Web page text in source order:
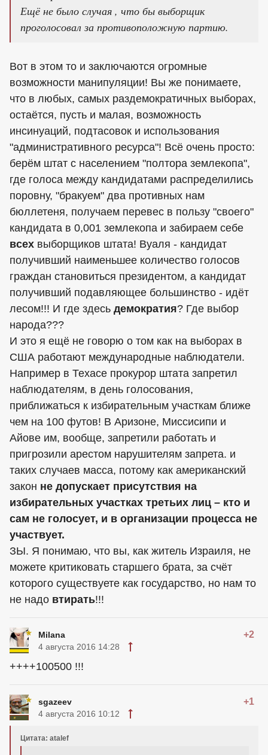
Ещё не было случая , что бы выборщик
проголосовал за противоположную партию.
Вот в этом то и заключаются огромные
возможности манипуляции! Вы же понимаете,
что в любых, самых раздемократичных выборах,
остаётся, пусть и малая, возможность
инсинуаций, подтасовок и использования
"административного ресурса"! Всё очень просто:
берём штат с населением "полтора землекопа",
где голоса между кандидатами распределились
поровну, "бракуем" два противных нам
бюллетеня, получаем перевес в пользу "своего"
кандидата в 0,001 землекопа и забираем себе
всех выборщиков штата! Вуаля - кандидат
получивший наименьшее количество голосов
граждан становиться президентом, а кандидат
получивший подавляющее большинство - идёт
лесом!!! И где здесь демократия? Где выбор
народа???
И это я ещё не говорю о том как на выборах в
США работают международные наблюдатели.
Например в Техасе прокурор штата запретил
наблюдателям, в день голосования,
приближаться к избирательным участкам ближе
чем на 100 футов! В Аризоне, Миссисипи и
Айове им, вообще, запретили работать и
пригрозили арестом нарушителям запрета. и
таких случаев масса, потому как американский
закон не допускает присутствия на
избирательных участках третьих лиц – кто и
сам не голосует, и в организации процесса не
участвует.
ЗЫ. Я понимаю, что вы, как житель Израиля, не
можете критиковать старшего брата, за счёт
которого существуете как государство, но нам то
не надо втирать!!!
Milana +2
4 августа 2016 14:28
++++100500 !!!
sgazeev +1
4 августа 2016 10:12
Цитата: atalef